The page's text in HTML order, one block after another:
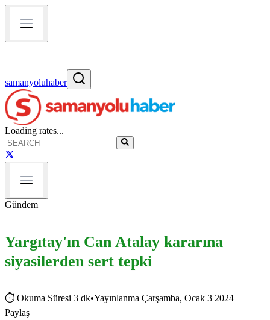
samanyoluhaber
Loading rates...
Gündem
Yargıtay'ın Can Atalay kararına
siyasilerden sert tepki
⏱ Okuma Süresi 3 dk•Yayınlanma Çarşamba, Ocak 3 2024
Paylaş